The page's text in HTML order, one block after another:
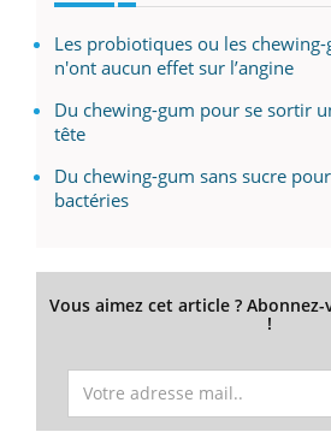
Les probiotiques ou les
n'ont aucun effet sur l’angine
Du chewing-gum pour se sortir
tête
Du chewing-gum sans sucre
bactéries
Vous aimez cet article ?
!